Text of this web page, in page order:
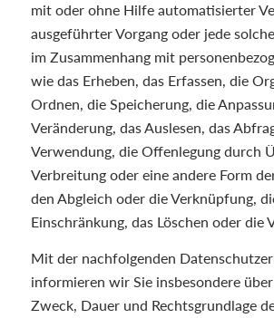
mit oder ohne Hilfe automatisierter
ausgeführter Vorgang oder jede
im Zusammenhang mit
wie das Erheben, das Erfassen, die
Ordnen, die Speicherung, die
Veränderung, das Auslesen, das
Verwendung, die Offenlegung durch
Verbreitung oder eine andere Form
den Abgleich oder die Verknüpfung,
Einschränkung, das Löschen oder die
Mit der nachfolgenden
informieren wir Sie insbesondere
Zweck, Dauer und Rechtsgrundlage